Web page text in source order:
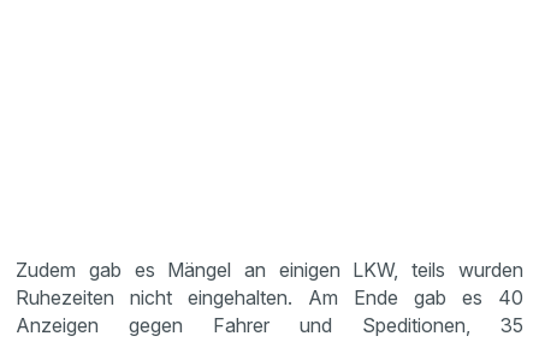
Zudem gab es Mängel an einigen LKW, teils wurden
Ruhezeiten nicht eingehalten. Am Ende gab es 40
Anzeigen gegen Fahrer und Speditionen, 35